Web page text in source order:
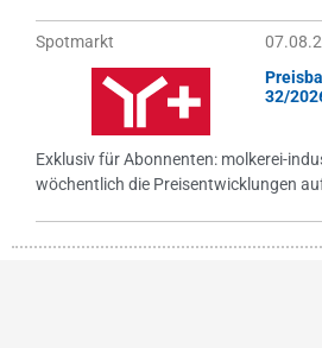
Spotmarkt
32/
Exklusiv für Abonnenten: molkerei-
wöchentlich die Preisentwicklungen